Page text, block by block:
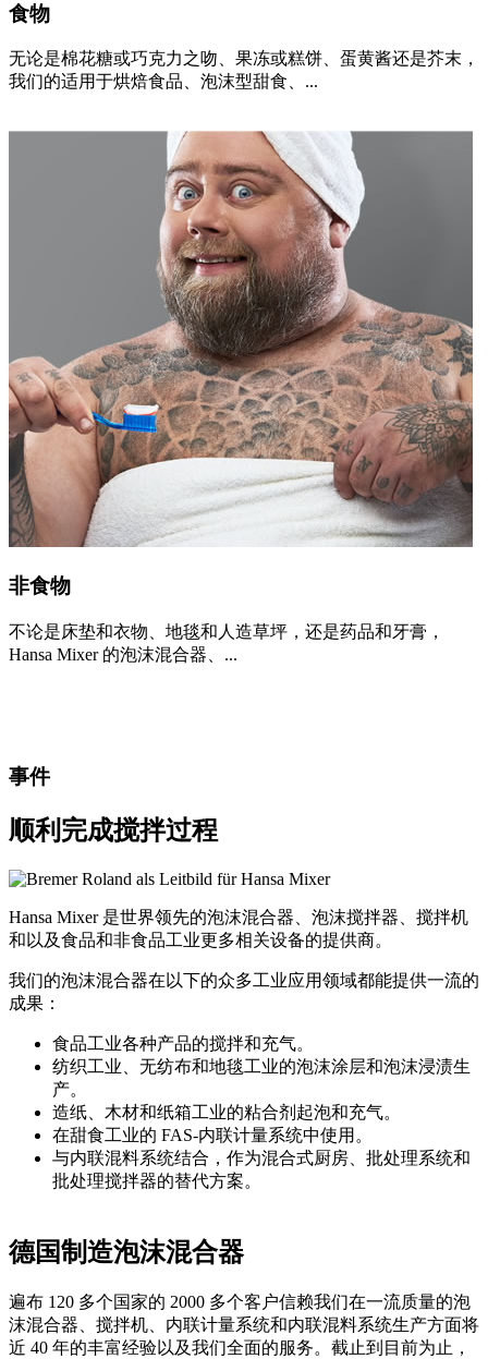
食物
无论是棉花糖或巧克力之吻、果冻或糕饼、蛋黄酱还是芥末，
我们的适用于烘焙食品、泡沫型甜食、...
非食物
不论是床垫和衣物、地毯和人造草坪，还是药品和牙膏，
Hansa Mixer 的泡沫混合器、...
事件
顺利完成搅拌过程
Hansa Mixer 是世界领先的泡沫混合器、泡沫搅拌器、搅拌机
和以及食品和非食品工业更多相关设备的提供商。
我们的泡沫混合器在以下的众多工业应用领域都能提供一流的
成果：
食品工业各种产品的搅拌和充气。
纺织工业、无纺布和地毯工业的泡沫涂层和泡沫浸渍生
产。
造纸、木材和纸箱工业的粘合剂起泡和充气。
在甜食工业的 FAS-内联计量系统中使用。
与内联混料系统结合，作为混合式厨房、批处理系统和
批处理搅拌器的替代方案。
德国制造泡沫混合器
遍布 120 多个国家的 2000 多个客户信赖我们在一流质量的泡
沫混合器、搅拌机、内联计量系统和内联混料系统生产方面将
近 40 年的丰富经验以及我们全面的服务。截止到目前为止，